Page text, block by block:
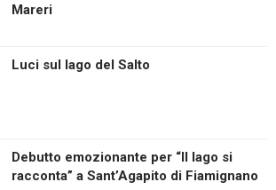
Mareri
Luci sul lago del Salto
Debutto emozionante per “Il lago si
racconta” a Sant’Agapito di Fiamignano